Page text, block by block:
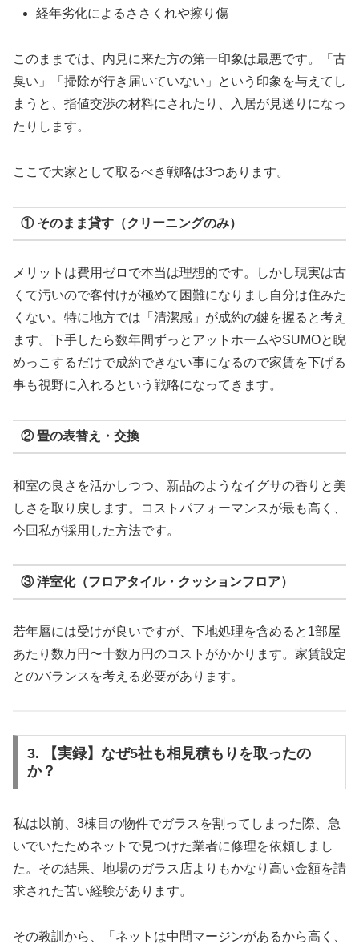
経年劣化によるささくれや擦り傷
このままでは、内見に来た方の第一印象は最悪です。「古
臭い」「掃除が行き届いていない」という印象を与えてし
まうと、指値交渉の材料にされたり、入居が見送りになっ
たりします。
ここで大家として取るべき戦略は3つあります。
① そのまま貸す（クリーニングのみ）
メリットは費用ゼロで本当は理想的です。しかし現実は古
くて汚いので客付けが極めて困難になりまし自分は住みた
くない。特に地方では「清潔感」が成約の鍵を握ると考え
ます。下手したら数年間ずっとアットホームやSUMOと睨
めっこするだけで成約できない事になるので家賃を下げる
事も視野に入れるという戦略になってきます。
② 畳の表替え・交換
和室の良さを活かしつつ、新品のようなイグサの香りと美
しさを取り戻します。コストパフォーマンスが最も高く、
今回私が採用した方法です。
③ 洋室化（フロアタイル・クッションフロア）
若年層には受けが良いですが、下地処理を含めると1部屋
あたり数万円〜十数万円のコストがかかります。家賃設定
とのバランスを考える必要があります。
3. 【実録】なぜ5社も相見積もりを取ったの
か？
私は以前、3棟目の物件でガラスを割ってしまった際、急
いでいたためネットで見つけた業者に修理を依頼しまし
た。その結果、地場のガラス店よりもかなり高い金額を請
求された苦い経験があります。
その教訓から、「ネットは中間マージンがあるから高く、